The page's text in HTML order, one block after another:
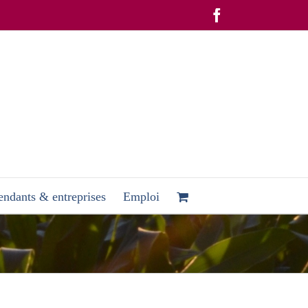
& entreprises Emploi